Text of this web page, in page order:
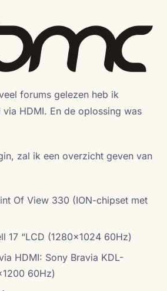
forums gelezen heb ik
HDMI. En de oplossing was
zal ik een overzicht geven van
Of View 330 (ION-chipset met
17 “LCD (1280x1024 60Hz)
HDMI: Sony Bravia KDL-
60Hz)